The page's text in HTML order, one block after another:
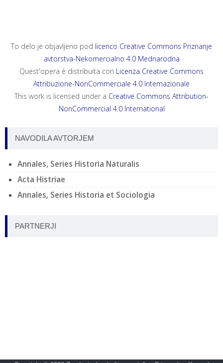
To delo je objavljeno pod licenco Creative Commons Priznanje
avtorstva-Nekomercialno 4.0 Mednarodna
Quest'opera è distribuita con Licenza Creative Commons
Attribuzione-NonCommerciale 4.0 Internazionale
This work is licensed under a Creative Commons Attribution-
NonCommercial 4.0 International
NAVODILA AVTORJEM
Annales, Series Historia Naturalis
Acta Histriae
Annales, Series Historia et Sociologia
PARTNERJI